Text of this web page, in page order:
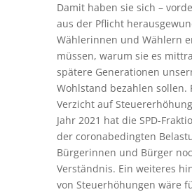
Damit haben sie sich –
aus der Pflicht
Wählerinnen und Wählern
müssen, warum sie es
spätere Generationen
Wohlstand bezahlen sollen.
Verzicht auf
Jahr 2021 hat die SPD-
der coronabedingten
Bürgerinnen und Bürger
Verständnis. Ein weiteres
von Steuerhöhungen wäre